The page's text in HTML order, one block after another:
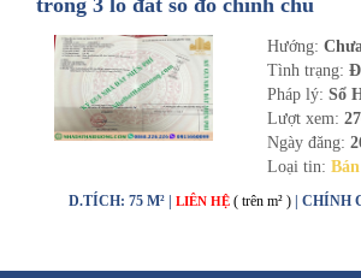
trong 3 lô đất sổ đỏ chính chủ
Hướng:
Tình trạng:
Pháp lý: Sổ
Lượt xem:
Ngày đăng:
Loại tin:
D.TÍCH: 75 M² | LIÊN HỆ ( trên m² ) | CHÍNH